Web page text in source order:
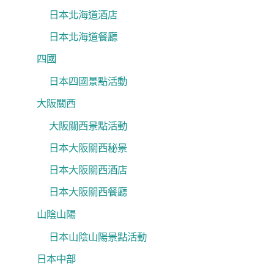
日本北海道酒店
日本北海道餐廳
四國
日本四國景點活動
大阪關西
大阪關西景點活動
日本大阪關西秘景
日本大阪關西酒店
日本大阪關西餐廳
山陰山陽
日本山陰山陽景點活動
日本中部